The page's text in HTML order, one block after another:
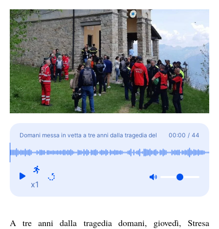
Domani messa in vetta a tre anni dalla tragedia del
Mottarone in ricordo delle 14 vittime
00:00 / 44
x1
A tre anni dalla tragedia domani, giovedì, Stresa